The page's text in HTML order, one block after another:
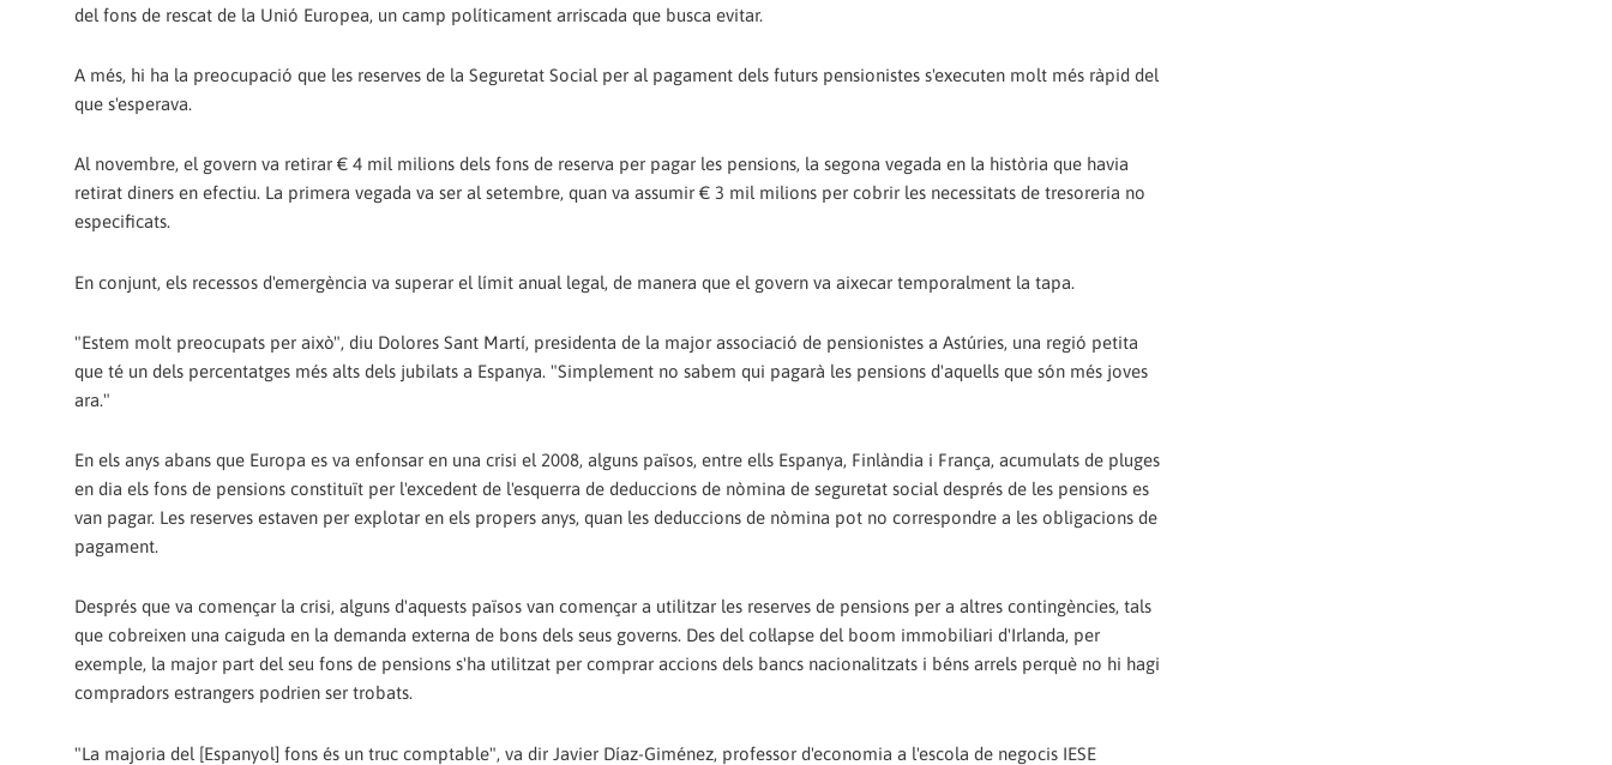
del fons de rescat de la Unió Europea, un camp políticament arriscada que busca evitar.
A més, hi ha la preocupació que les reserves de la Seguretat Social per al pagament dels futurs pensionistes s'executen molt més ràpid del
que s'esperava.
Al novembre, el govern va retirar € 4 mil milions dels fons de reserva per pagar les pensions, la segona vegada en la història que havia
retirat diners en efectiu. La primera vegada va ser al setembre, quan va assumir € 3 mil milions per cobrir les necessitats de tresoreria no
especificats.
En conjunt, els recessos d'emergència va superar el límit anual legal, de manera que el govern va aixecar temporalment la tapa.
"Estem molt preocupats per això", diu Dolores Sant Martí, presidenta de la major associació de pensionistes a Astúries, una regió petita
que té un dels percentatges més alts dels jubilats a Espanya. "Simplement no sabem qui pagarà les pensions d'aquells que són més joves
ara."
En els anys abans que Europa es va enfonsar en una crisi el 2008, alguns països, entre ells Espanya, Finlàndia i França, acumulats de pluges
en dia els fons de pensions constituït per l'excedent de l'esquerra de deduccions de nòmina de seguretat social després de les pensions es
van pagar. Les reserves estaven per explotar en els propers anys, quan les deduccions de nòmina pot no correspondre a les obligacions de
pagament.
Després que va començar la crisi, alguns d'aquests països van començar a utilitzar les reserves de pensions per a altres contingències, tals
que cobreixen una caiguda en la demanda externa de bons dels seus governs. Des del col·lapse del boom immobiliari d'Irlanda, per
exemple, la major part del seu fons de pensions s'ha utilitzat per comprar accions dels bancs nacionalitzats i béns arrels perquè no hi hagi
compradors estrangers podrien ser trobats.
"La majoria del [Espanyol] fons és un truc comptable", va dir Javier Díaz-Giménez, professor d'economia a l'escola de negocis IESE